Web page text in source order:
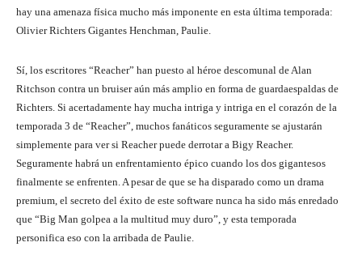
hay una amenaza física mucho más imponente en esta última temporada:
Olivier Richters Gigantes Henchman, Paulie.
Sí, los escritores “Reacher” han puesto al héroe descomunal de Alan
Ritchson contra un bruiser aún más amplio en forma de guardaespaldas de
Richters. Si acertadamente hay mucha intriga y intriga en el corazón de la
temporada 3 de “Reacher”, muchos fanáticos seguramente se ajustarán
simplemente para ver si Reacher puede derrotar a Bigy Reacher.
Seguramente habrá un enfrentamiento épico cuando los dos gigantesos
finalmente se enfrenten. A pesar de que se ha disparado como un drama
premium, el secreto del éxito de este software nunca ha sido más enredado
que “Big Man golpea a la multitud muy duro”, y esta temporada
personifica eso con la arribada de Paulie.